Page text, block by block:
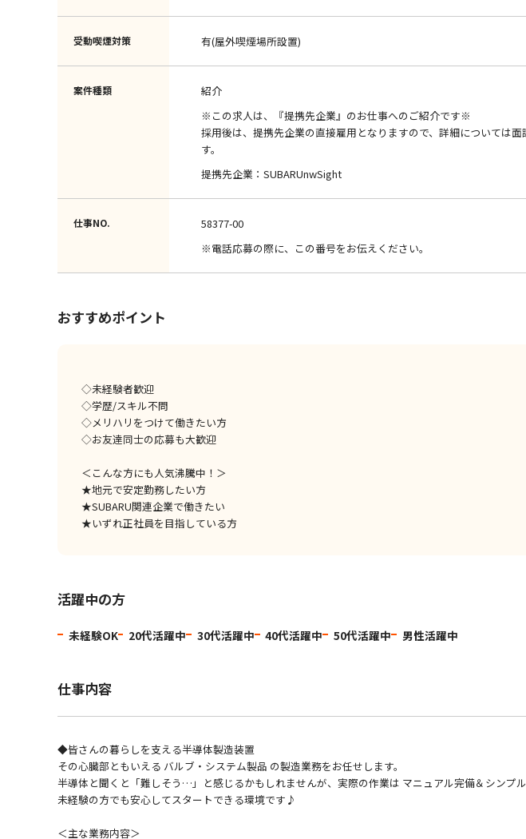
受動喫煙対策 有(屋外喫煙場所設置)
案件種類
紹介
※この求人は、『提携先企業』のお仕事へのご紹介です※
採用後は、提携先企業の直接雇用となりますので、詳細については
す。
提携先企業：SUBARUnwSight
仕事NO.
58377-00
※電話応募の際に、この番号をお伝えください。
おすすめポイント
◇未経験者歓迎
◇学歴/スキル不問
◇メリハリをつけて働きたい方
◇お友達同士の応募も大歓迎
＜こんな方にも人気沸騰中！＞
★地元で安定勤務したい方
★SUBARU関連企業で働きたい
★いずれ正社員を目指している方
活躍中の方
未経験OK 20代活躍中 30代活躍中 40代活躍中 50代活躍中 男性活躍中
仕事内容
◆皆さんの暮らしを支える半導体製造装置
その心臓部ともいえる バルブ・システム製品 の製造業務をお任せします。
半導体と聞くと「難しそう…」と感じるかもしれませんが、実際の作業は マニュアル完備＆シンプル
未経験の方でも安心してスタートできる環境です♪
＜主な業務内容＞